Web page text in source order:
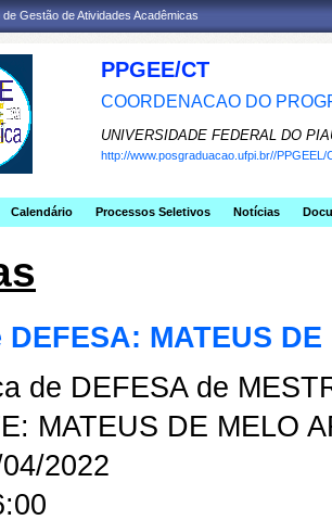
Gestão de Atividades Acadêmicas
PPGEE/CT
COORDENACAO DO
UNIVERSIDADE FEDERAL DO
http://www.posgraduacao.ufpi.br//PPGEEL/
Calendário Processos Seletivos Notícias
MATEUS
de DEFESA de
MATEUS DE MELO
2022